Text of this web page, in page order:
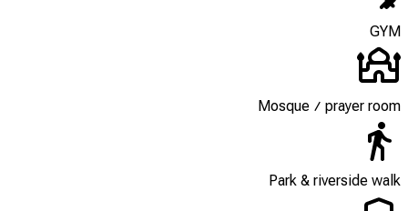
GYM
Mosque / prayer room
Park & riverside walk